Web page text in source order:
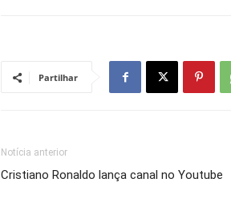
Partilhar
Notícia anterior
Cristiano Ronaldo lança canal no Youtube